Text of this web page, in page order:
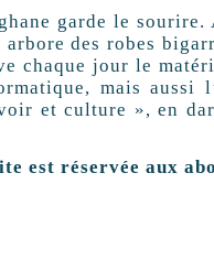
garde le
des robes
chaque jour le
mais aussi
et culture », en
est réservée aux